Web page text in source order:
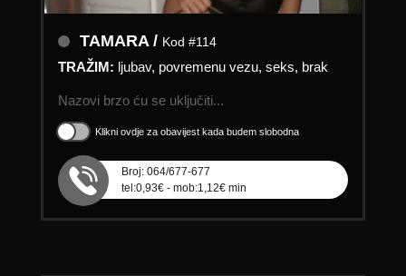
TAMARA / Kod #114
TRAŽIM: ljubav, povremenu vezu, seks, brak
Nazovi brzo ću se uključiti...
Klikni ovdje za obavijest kada budem slobodna
Broj: 064/677-677
tel:0,93€ - mob:1,12€ min